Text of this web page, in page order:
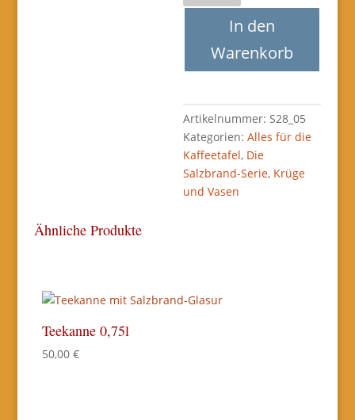
l
In den
Warenkorb
Artikelnummer:S28_05
Kategorien:Alles für die
Kaffeetafel, Die
Salzbrand-Serie, Krüge
und Vasen
Ähnliche Produkte
Teekanne 0,75l
50,00 €